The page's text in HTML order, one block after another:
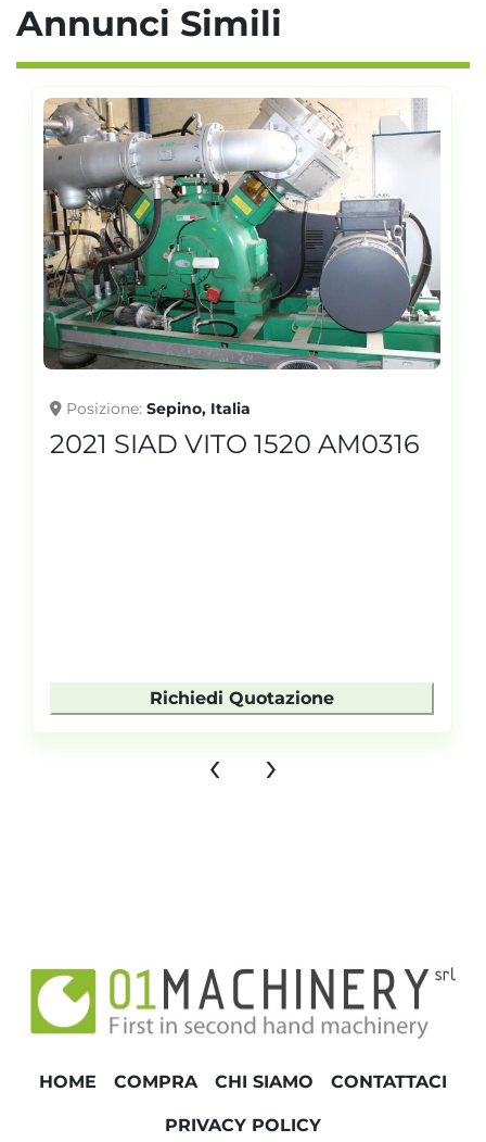
Annunci Simili
Posizione Sepino, Italia
2021 SIAD VITO 1520 AM0316
Richiedi Quotazione
‹ ›
HOME COMPRA CHI SIAMO CONTATTACI
PRIVACY POLICY